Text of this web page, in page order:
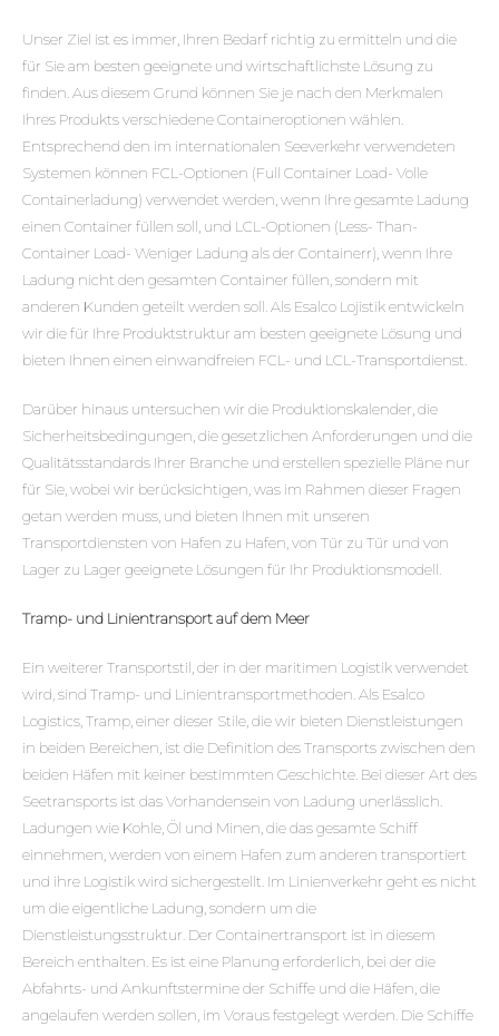
Unser Ziel ist es immer, Ihren Bedarf richtig zu ermitteln und die
für Sie am besten geeignete und wirtschaftlichste Lösung zu
finden. Aus diesem Grund können Sie je nach den Merkmalen
Ihres Produkts verschiedene Containeroptionen wählen.
Entsprechend den im internationalen Seeverkehr verwendeten
Systemen können FCL-Optionen (Full Container Load- Volle
Containerladung) verwendet werden, wenn Ihre gesamte Ladung
einen Container füllen soll, und LCL-Optionen (Less- Than-
Container Load- Weniger Ladung als der Containerr), wenn Ihre
Ladung nicht den gesamten Container füllen, sondern mit
anderen Kunden geteilt werden soll. Als Esalco Lojistik entwickeln
wir die für Ihre Produktstruktur am besten geeignete Lösung und
bieten Ihnen einen einwandfreien FCL- und LCL-Transportdienst.
Darüber hinaus untersuchen wir die Produktionskalender, die
Sicherheitsbedingungen, die gesetzlichen Anforderungen und die
Qualitätsstandards Ihrer Branche und erstellen spezielle Pläne nur
für Sie, wobei wir berücksichtigen, was im Rahmen dieser Fragen
getan werden muss, und bieten Ihnen mit unseren
Transportdiensten von Hafen zu Hafen, von Tür zu Tür und von
Lager zu Lager geeignete Lösungen für Ihr Produktionsmodell.
Tramp- und Linientransport auf dem Meer
Ein weiterer Transportstil, der in der maritimen Logistik verwendet
wird, sind Tramp- und Linientransportmethoden. Als Esalco
Logistics, Tramp, einer dieser Stile, die wir bieten Dienstleistungen
in beiden Bereichen, ist die Definition des Transports zwischen den
beiden Häfen mit keiner bestimmten Geschichte. Bei dieser Art des
Seetransports ist das Vorhandensein von Ladung unerlässlich.
Ladungen wie Kohle, Öl und Minen, die das gesamte Schiff
einnehmen, werden von einem Hafen zum anderen transportiert
und ihre Logistik wird sichergestellt. Im Linienverkehr geht es nicht
um die eigentliche Ladung, sondern um die
Dienstleistungsstruktur. Der Containertransport ist in diesem
Bereich enthalten. Es ist eine Planung erforderlich, bei der die
Abfahrts- und Ankunftstermine der Schiffe und die Häfen, die
angelaufen werden sollen, im Voraus festgelegt werden. Die Schiffe